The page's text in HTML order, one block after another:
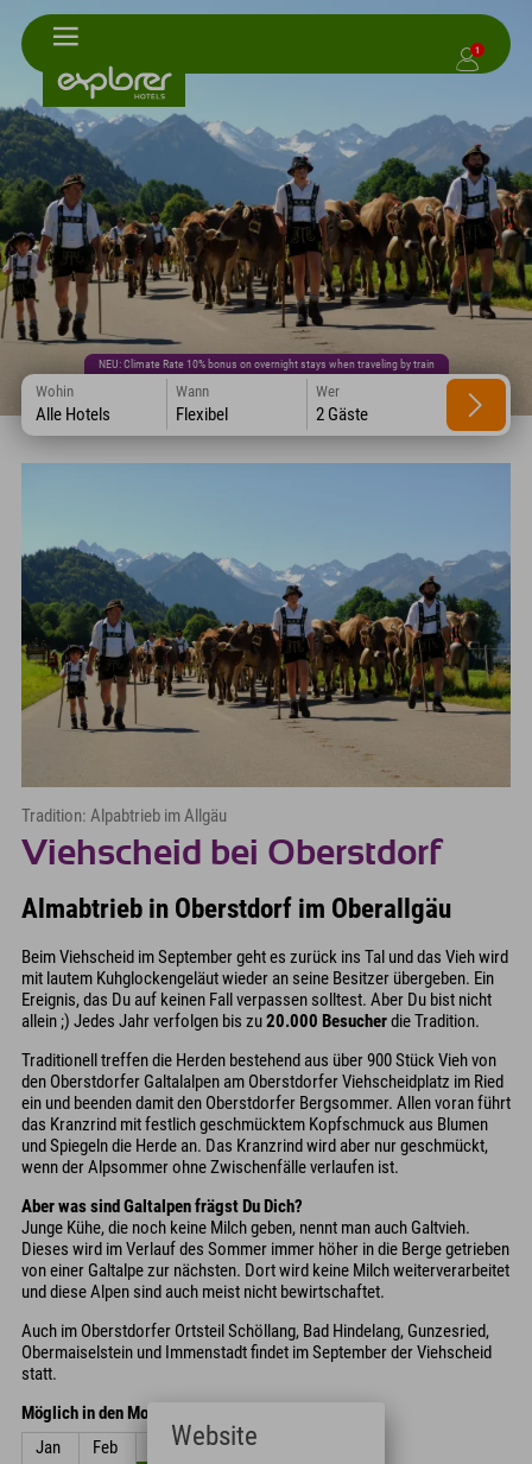
1
NEU: Climate Rate 10% bonus on overnight stays when traveling by train
Wohin
Alle Hotels
Wann
Flexibel
Wer
2 Gäste
Tradition: Alpabtrieb im Allgäu
Viehscheid bei Oberstdorf
Almabtrieb in Oberstdorf im Oberallgäu
Beim Viehscheid im September geht es zurück ins Tal und das Vieh wird
mit lautem Kuhglockengeläut wieder an seine Besitzer übergeben. Ein
Ereignis, das Du auf keinen Fall verpassen solltest. Aber Du bist nicht
allein ;) Jedes Jahr verfolgen bis zu20.000 Besucherdie Tradition.
Traditionell treffen die Herden bestehend aus über 900 Stück Vieh von
den Oberstdorfer Galtalalpen am Oberstdorfer Viehscheidplatz im Ried
ein und beenden damit den Oberstdorfer Bergsommer. Allen voran führt
das Kranzrind mit festlich geschmücktem Kopfschmuck aus Blumen
und Spiegeln die Herde an. Das Kranzrind wird aber nur geschmückt,
wenn der Alpsommer ohne Zwischenfälle verlaufen ist.
Aber was sind Galtalpen frägst Du Dich?
Junge Kühe, die noch keine Milch geben, nennt man auch Galtvieh.
Dieses wird im Verlauf des Sommer immer höher in die Berge getrieben
von einer Galtalpe zur nächsten. Dort wird keine Milch weiterverarbeitet
und diese Alpen sind auch meist nicht bewirtschaftet.
Auch im Oberstdorfer Ortsteil Schöllang, Bad Hindelang, Gunzesried,
Obermaiselstein und Immenstadt findet im September der Viehscheid
statt.
Möglich in den Monaten
Jan
Feb Mrz Apr
Website